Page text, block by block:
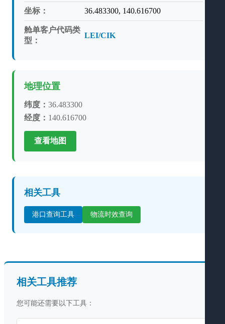
坐标： 36.483300, 140.616700
舱单客户代码类
型：
LEI/CIK
地理位置
纬度： 36.483300
经度： 140.616700
查看地图
相关工具
港口查询工具 物流时效查询
相关工具推荐
您可能还需要以下工具：